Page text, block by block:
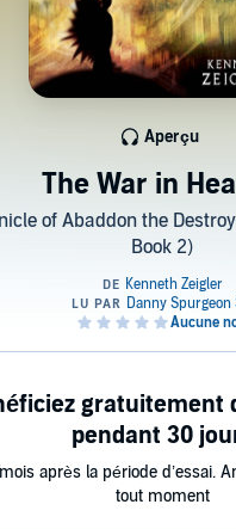
The War in
of Abaddon the
Book 2)
Aperçu
gratuitement
pendant 30
après la période d’essai.
tout moment